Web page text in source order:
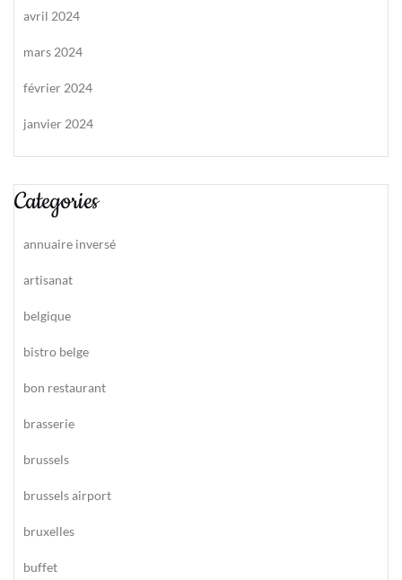
avril 2024
mars 2024
février 2024
janvier 2024
Categories
annuaire inversé
artisanat
belgique
bistro belge
bon restaurant
brasserie
brussels
brussels airport
bruxelles
buffet